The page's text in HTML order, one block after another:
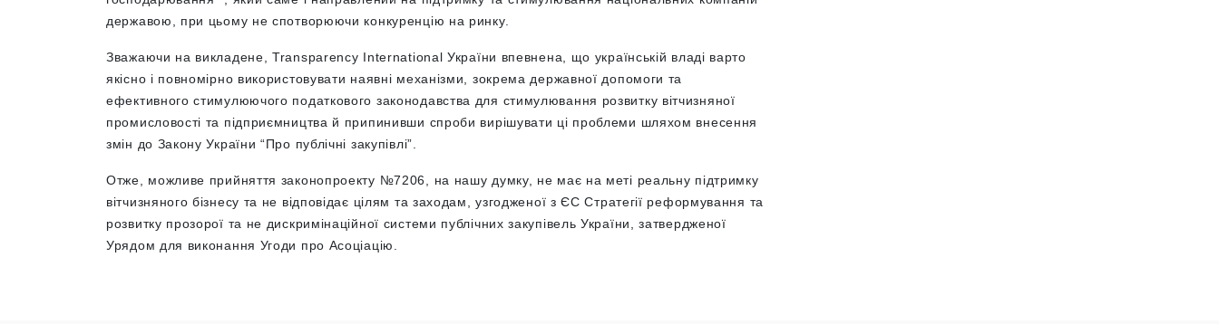
державою, при цьому не спотворюючи конкуренцію на ринку.
Зважаючи на викладене, Transparency International України впевнена, що українській владі варто
якісно і повномірно використовувати наявні механізми, зокрема державної допомоги та
ефективного стимулюючого податкового законодавства для стимулювання розвитку вітчизняної
промисловості та підприємництва й припинивши спроби вирішувати ці проблеми шляхом внесення
змін до Закону України “Про публічні закупівлі”.
Отже, можливе прийняття законопроекту №7206, на нашу думку, не має на меті реальну підтримку
вітчизняного бізнесу та не відповідає цілям та заходам, узгодженої з ЄС Стратегії реформування та
розвитку прозорої та не дискримінаційної системи публічних закупівель України, затвердженої
Урядом для виконання Угоди про Асоціацію.